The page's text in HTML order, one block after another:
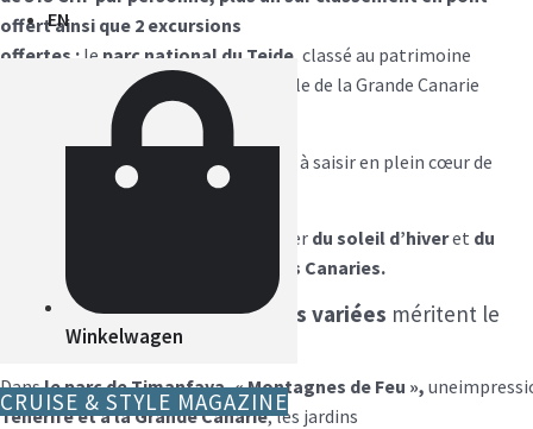
EN
Winkelwagen
CRUISE & STYLE MAGAZINE
offert ainsi que 2 excursions
offertes : le parc national du Teide , classé au patrimoine
mondial de l’UNESCO et le tour de l’île de la Grande Canarie
la visite de Las Palmas.
Un rapport qualité prix imbattable
à saisir en plein cœur de
C’est le moment ou jamais de profiter du soleil d’hiveret du
printemps éternel de l’archipel des Canaries.
Au programme,des excursions variées méritent le
détour.
Dansle parc de Timanfaya, « Montagnes de Feu »,
Tenerife et à la Grande Canarie, les jardins